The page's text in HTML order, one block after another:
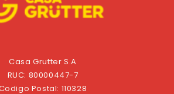
Casa Grutter S.A
RUC: 80000447-7
Postal: 110328